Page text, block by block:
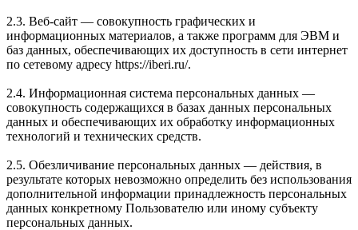
2.3. Веб-сайт — совокупность графических и
информационных материалов, а также программ для ЭВМ и
баз данных, обеспечивающих их доступность в сети интернет
по сетевому адресу https://iberi.ru/.
2.4. Информационная система персональных данных —
совокупность содержащихся в базах данных персональных
данных и обеспечивающих их обработку информационных
технологий и технических средств.
2.5. Обезличивание персональных данных — действия, в
результате которых невозможно определить без использования
дополнительной информации принадлежность персональных
данных конкретному Пользователю или иному субъекту
персональных данных.